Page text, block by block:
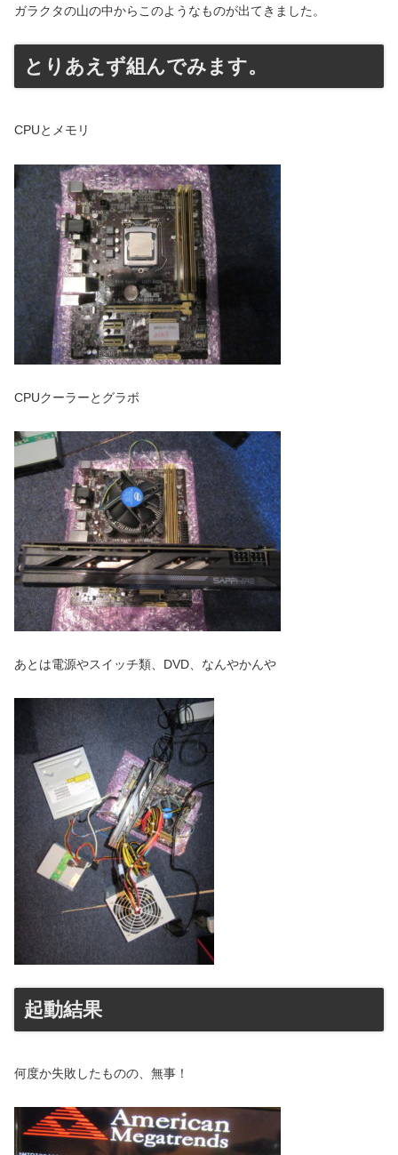
ガラクタの山の中からこのようなものが出てきました。
とりあえず組んでみます。
CPUとメモリ
CPUクーラーとグラボ
あとは電源やスイッチ類、DVD、なんやかんや
起動結果
何度か失敗したものの、無事！